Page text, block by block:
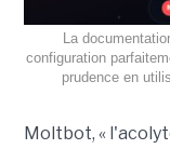
La
configuration
prudence en
Moltbot, «